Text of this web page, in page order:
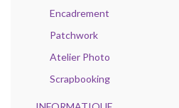
Encadrement
Patchwork
Atelier Photo
Scrapbooking